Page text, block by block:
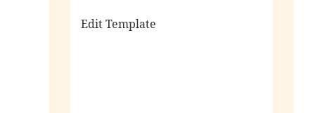
Edit Template